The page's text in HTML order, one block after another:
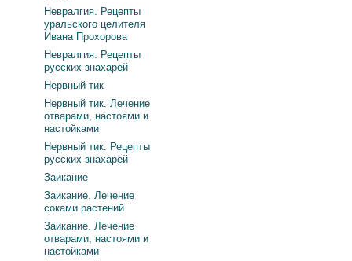
Невралгия. Рецепты
уральского целителя
Ивана Прохорова
Невралгия. Рецепты
русских знахарей
Нервный тик
Нервный тик. Лечение
отварами, настоями и
настойками
Нервный тик. Рецепты
русских знахарей
Заикание
Заикание. Лечение
соками растений
Заикание. Лечение
отварами, настоями и
настойками